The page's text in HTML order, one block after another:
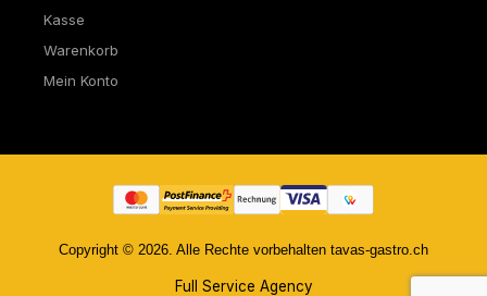
Kasse
Warenkorb
Mein Konto
Copyright © 2026. Alle Rechte vorbehalten tavas-gastro.ch
Full Service Agency